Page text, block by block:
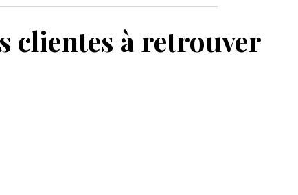
clientes à retrouver